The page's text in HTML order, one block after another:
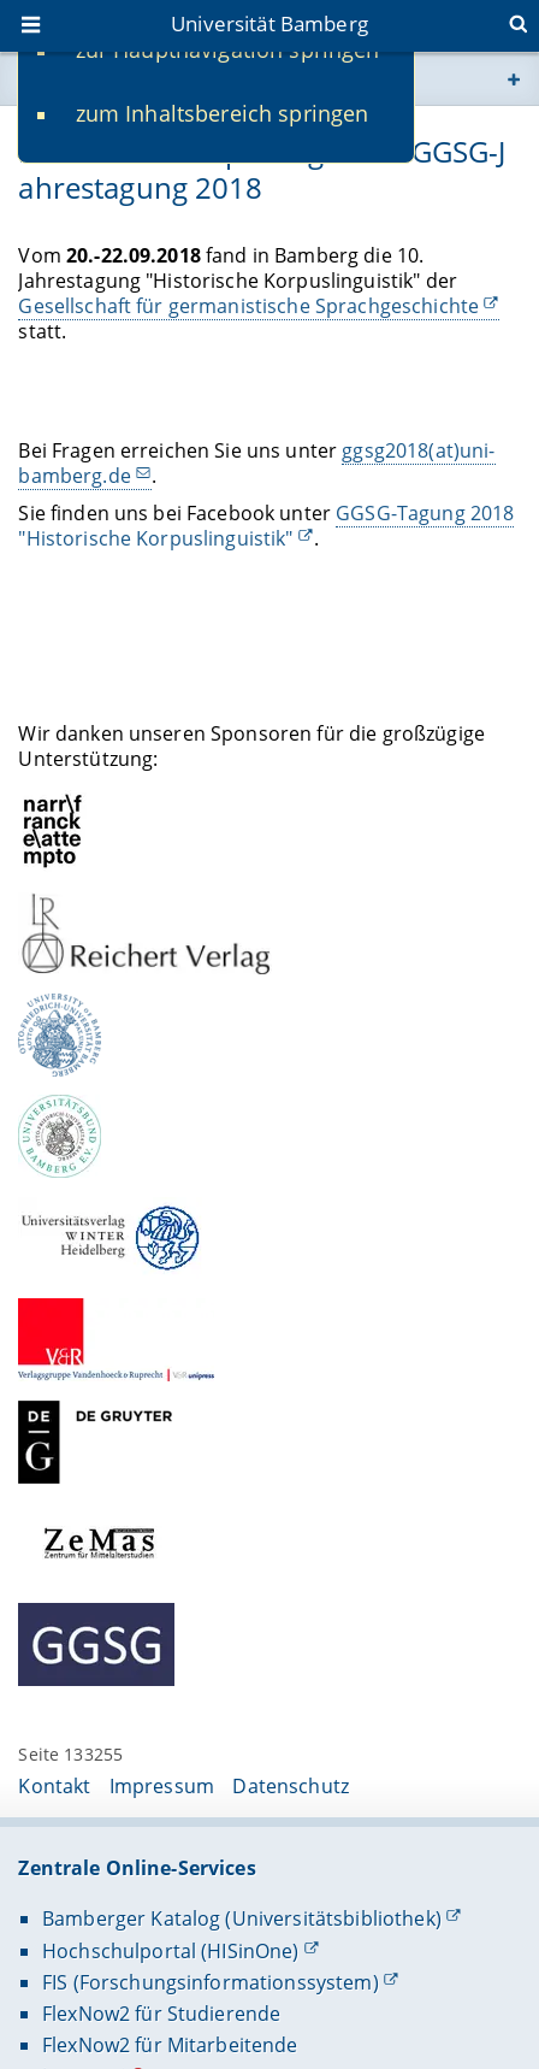
zur Hauptnavigation springen
zum Inhaltsbereich springen
Universität Bamberg
www.uni-bamberg.de
univis.uni-bamberg.de
fis.uni-bamberg.de
Historische Korpuslinguistik: GGSG-J
ahrestagung 2018
Vom 20.-22.09.2018fand in Bamberg die 10.
Jahrestagung "Historische Korpuslinguistik" der
Gesellschaft für germanistische Sprachgeschichte
statt.
Bei Fragen erreichen Sie uns unter ggsg2018(at)uni-
bamberg.de
.
Sie finden uns bei Facebook unter GGSG-Tagung 2018
"Historische Korpuslinguistik"
.
Wir danken unseren Sponsoren für die großzügige
Unterstützung:
Seite 133255
Kontakt Impressum Datenschutz
Zentrale Online-Services
Bamberger Katalog (Universitätsbibliothek)
Hochschulportal (HISinOne)
FIS (Forschungsinformationssystem)
FlexNow2 für Studierende
FlexNow2 für Mitarbeitende